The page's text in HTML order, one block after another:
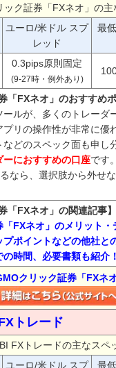
ック証券「FXネオ」の主
ユーロ/米ドル スプ
レッド
最
0.3pips原則固定
(9-27時・例外あり)
「FXネオ」のおすすめポ
ルが、多くのトレーダ
リの操作性が非常に優
どのスペック面も申し
ーにおすすめの口座です
なら、選択肢から外せ
「FXネオ」の関連記事】
FXネオ」のメリット・
プポイントなどの他社と
時間、必要書類も紹介！
クリック証券「FXネ
トレード
FXトレードの主なスペ
ユーロ/米ドル スプ
最